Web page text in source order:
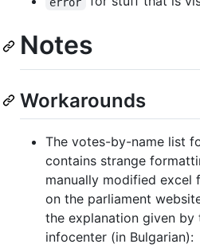
Notes
Workarounds
The votes-by-name list
contains strange
manually modified excel
on the parliament
the explanation given by
infocenter (in Bulgarian):